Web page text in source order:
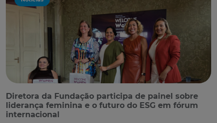
Diretora da Fundação participa de painel sobre
liderança feminina e o futuro do ESG em fórum
internacional